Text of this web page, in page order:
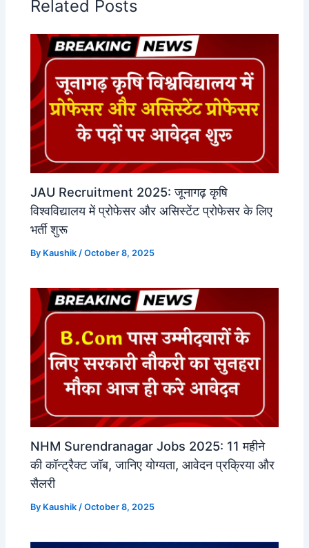
Related Posts
JAU Recruitment 2025: जूनागढ़ कृषि
विश्वविद्यालय में प्रोफेसर और असिस्टेंट प्रोफेसर के लिए
भर्ती शुरू
By Kaushik/October 8, 2025
NHM Surendranagar Jobs 2025: 11 महीने
की कॉन्ट्रैक्ट जॉब, जानिए योग्यता, आवेदन प्रक्रिया और
सैलरी
By Kaushik/October 8, 2025